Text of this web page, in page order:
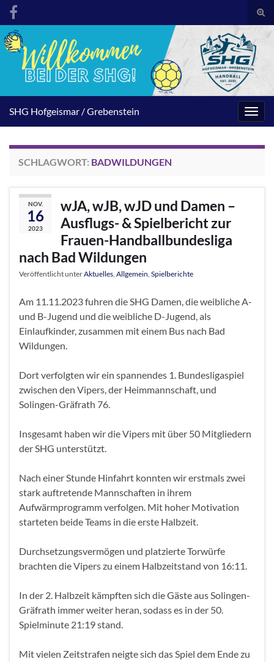
SHG Hofgeismar / Grebenstein
SCHLAGWORT: BADWILDUNGEN
NOV.
16
2023
wJA, wJB, wJD und Damen –
Ausflugs- & Spielbericht zur
Frauen-Handballbundesliga
nach Bad Wildungen
Veröffentlicht unterAktuelles, Allgemein, Spielberichte
Am 11.11.2023 fuhren die SHG Damen, die weibliche A-
und B-Jugend und die weibliche D-Jugend, als
Einlaufkinder, zusammen mit einem Bus nach Bad
Wildungen.
Dort verfolgten wir ein spannendes 1. Bundesligaspiel
zwischen den Vipers, der Heimmannschaft, und
Solingen-Gräfrath 76.
Insgesamt haben wir die Vipers mit über 50 Mitgliedern
der SHG unterstützt.
Nach einer Stunde Hinfahrt konnten wir erstmals zwei
stark auftretende Mannschaften in ihrem
Aufwärmprogramm verfolgen. Mit hoher Motivation
starteten beide Teams in die erste Halbzeit.
Durchsetzungsvermögen und platzierte Torwürfe
brachten die Vipers zu einem Halbzeitstand von 16:11.
In der 2. Halbzeit kämpften sich die Gäste aus Solingen-
Gräfrath immer weiter heran, sodass es in der 50.
Spielminute 21:19 stand.
Mit vielen Zeitstrafen neigte sich das Spiel dem Ende zu